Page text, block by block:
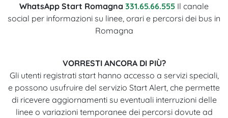
WhatsApp Start Romagna 331.65.66.555 Il canale
social per informazioni su linee, orari e percorsi dei bus in
Romagna
VORRESTI ANCORA DI PIÙ?
Gli utenti registrati start hanno accesso a servizi speciali,
e possono usufruire del servizio Start Alert, che permette
di ricevere aggiornamenti su eventuali interruzioni delle
linee o variazioni temporanee dei percorsi dovute ad